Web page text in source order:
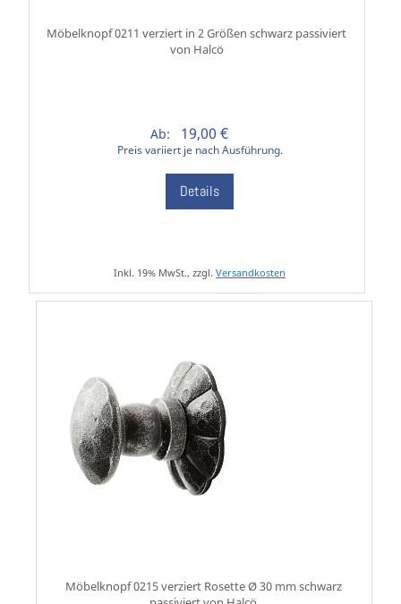
Möbelknopf 0211 verziert in 2 Größen schwarz passiviert
von Halcö
Ab: 19,00 €
Preis variiert je nach Ausführung.
Details
Inkl. 19% MwSt., zzgl.Versandkosten
Möbelknopf 0215 verziert Rosette Ø 30 mm schwarz